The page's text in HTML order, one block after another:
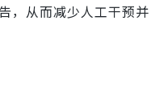
，从而减少人工干预并